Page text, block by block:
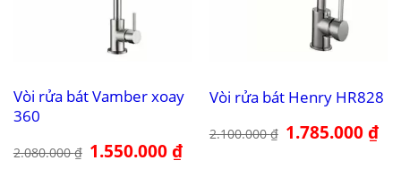
Vòi rửa bát Vamber xoay
360
2.080.000₫ Giá
gốc
1.550.000₫Giá
hiện
Vòi rửa bát Henry HR828
2.100.000₫ Giá
gốc
1.785.000₫Giá